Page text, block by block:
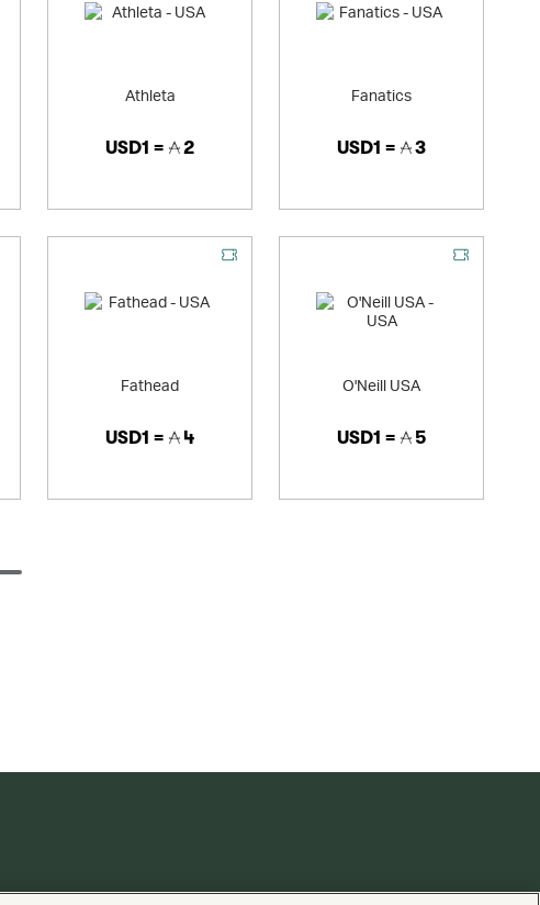
Athleta
USD1 = 2
Fanatics
USD1 = 3
Fathead
USD1 = 4
O'Neill USA
USD1 = 5